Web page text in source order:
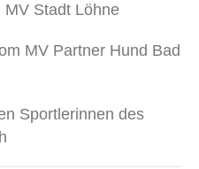
MV Stadt Löhne
MV Partner Hund Bad
Sportlerinnen des